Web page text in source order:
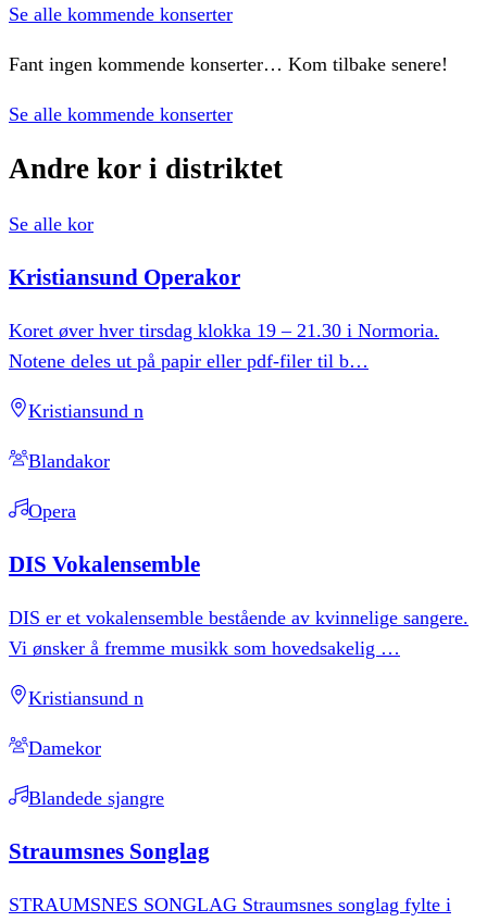
Se alle kommende konserter
Fant ingen kommende konserter… Kom tilbake senere!
Se alle kommende konserter
Andre kor i distriktet
Se alle kor
Kristiansund Operakor
Koret øver hver tirsdag klokka 19 – 21.30 i Normoria.
Notene deles ut på papir eller pdf-filer til b…
Kristiansund n
Blandakor
Opera
DIS Vokalensemble
DIS er et vokalensemble bestående av kvinnelige sangere.
Vi ønsker å fremme musikk som hovedsakelig …
Kristiansund n
Damekor
Blandede sjangre
Straumsnes Songlag
STRAUMSNES SONGLAG Straumsnes songlag fylte i